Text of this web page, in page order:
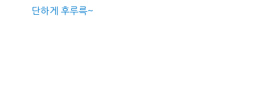
단하게 후루륵~